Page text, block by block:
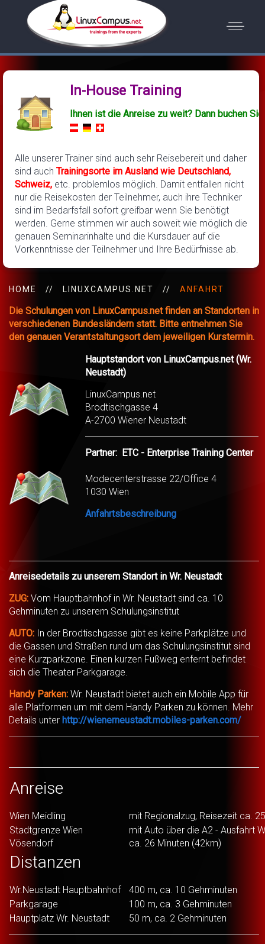
In-House Training
Ihnen ist die Anreise zu weit? Dann buchen
Alle unserer Trainer sind auch sehr Reisebereit und daher
sind auch Trainingsorte im Ausland wie Deutschland,
Schweiz, etc. problemlos möglich. Damit entfallen nicht
nur die Reisekosten der Teilnehmer, auch ihre Techniker
sind im Bedarfsfall sofort greifbar wenn Sie benötigt
werden. Gerne stimmen wir auch soweit wie möglich die
genauen Seminarinhalte und die Kursdauer auf die
Vorkenntnisse der Teilnehmer und Ihre Bedürfnisse ab.
HOME LINUXCAMPUS.NET ANFAHRT
Die Schulungen von LinuxCampus.net finden an Standorten in
verschiedenen Bundesländern statt. Bitte entnehmen Sie
den genauen Verantstaltungsort dem jeweiligen Kurstermin.
Hauptstandort von LinuxCampus.net (Wr.
Neustadt)
LinuxCampus.net
Brodtischgasse 4
A-2700 Wiener Neustadt
Partner: ETC - Enterprise Training Center
Modecenterstrasse 22/Office 4
1030 Wien
Anfahrtsbeschreibung
Anreisedetails zu unserem Standort in Wr. Neustadt
ZUG: Vom Hauptbahnhof in Wr. Neustadt sind ca. 10
Gehminuten zu unserem Schulungsinstitut
AUTO: In der Brodtischgasse gibt es keine Parkplätze und
die Gassen und Straßen rund um das Schulungsinstitut sind
eine Kurzparkzone. Einen kurzen Fußweg enfernt befindet
sich die Theater Parkgarage.
Handy Parken: Wr. Neustadt bietet auch ein Mobile App für
alle Platformen um mit dem Handy Parken zu können. Mehr
Details unter http://wienerneustadt.mobiles-parken.com/
Anreise
Wien Meidling
mit Regionalzug, Reisezeit ca.
Stadtgrenze Wien
Vösendorf
mit Auto über die A2 - Ausfahrt
ca. 26 Minuten (42km)
Distanzen
Wr.Neustadt Hauptbahnhof
400 m, ca. 10 Gehminuten
Parkgarage
100 m, ca. 3 Gehminuten
Hauptplatz Wr. Neustadt
50 m, ca. 2 Gehminuten